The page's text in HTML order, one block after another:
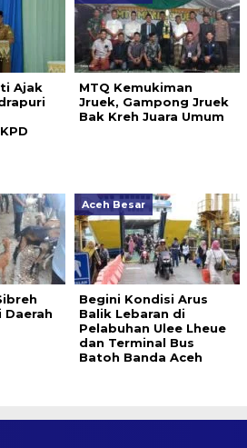
Ajak
MTQ Kemukiman
Jruek, Gampong Jruek
Bak Kreh Juara Umum
Daerah
Aceh Besar
Begini Kondisi Arus
Balik Lebaran di
Pelabuhan Ulee Lheue
dan Terminal Bus
Batoh Banda Aceh